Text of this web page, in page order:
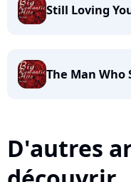
Still Loving
The Man Who
D'autres